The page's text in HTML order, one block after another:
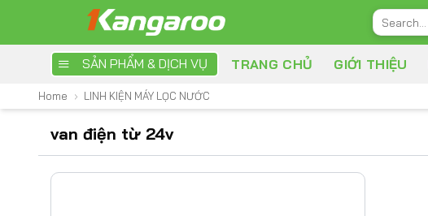
Search
for:
SẢN PHẨM & DỊCH VỤ TRANG CHỦ GIỚI THIỆU
Home › LINH KIỆN MÁY LỌC NƯỚC
van điện từ 24v